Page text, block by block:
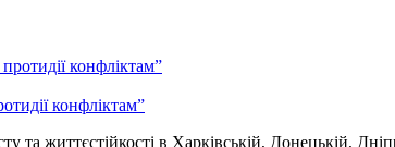
конфліктам”
життєстійкості в Харківській, Донецькій,